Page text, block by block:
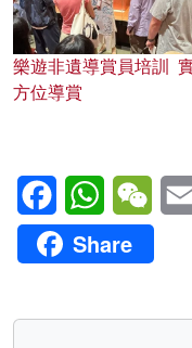
樂遊非遺導賞員培訓
方位導賞
FacebookWhatsApp
Share